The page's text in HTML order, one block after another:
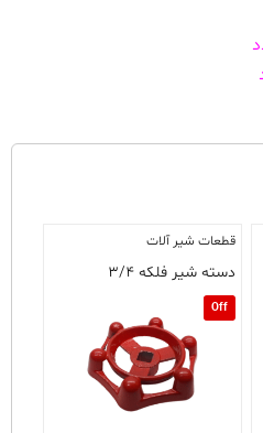
قطعات شیر آلات
دسته شیر فلکه ۳/۴
Off